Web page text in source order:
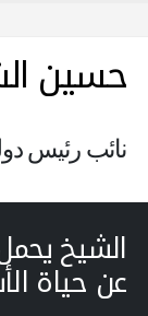
حسين
نائب رئيس
الشيخ
عن حياة